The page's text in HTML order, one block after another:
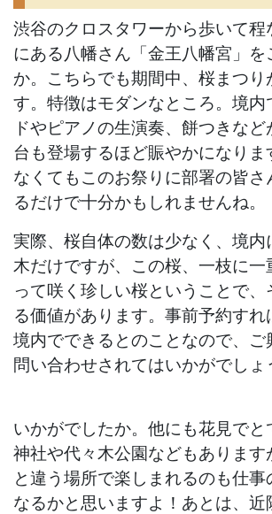
渋谷のクロスタワーから歩いて程
にある八幡さん「金王八幡宮」を
か。こちらでも期間中、桜まつり
す。特徴はモダンなところ。境内
ドやピアノの生演奏、餅つきな
台も登場するほど賑やかになり
なくてもこのお祭りに部署の皆さ
るだけで十分かもしれませんね。
実際、桜自体の数は少なく、境
木だけですが、この桜、一枝に一
って咲く珍しい桜ということで
る価値があります。事前予約すれ
境内でできるとのことなので、ご
問い合わせされてはいかがでしょ
いかがでしたか。他にも花見でと
神社や代々木公園などもあります
と違う場所で楽しまれるのも仕事
なるかと思いますよ！あとは、近